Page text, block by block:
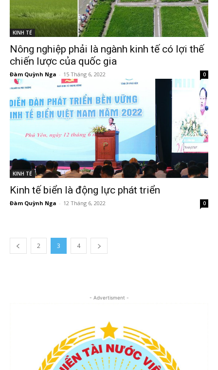
KINH TẾ
Nông nghiệp phải là ngành kinh tế có lợi thế
chiến lược của quốc gia
Đàm Quỳnh Nga - 15 Tháng 6, 2022 0
KINH TẾ
Kinh tế biển là động lực phát triển
Đàm Quỳnh Nga - 12 Tháng 6, 2022 0
2 3 4
- Advertisment -